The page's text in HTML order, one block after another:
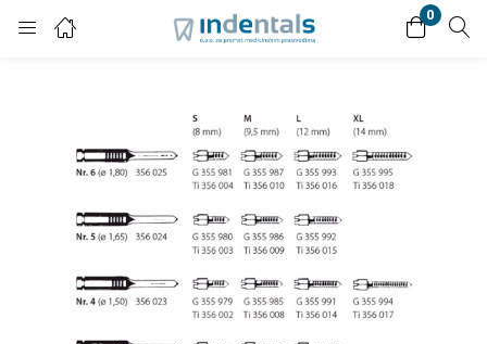
0
Login
Enter your username and password to login.
Remember me Lost password?